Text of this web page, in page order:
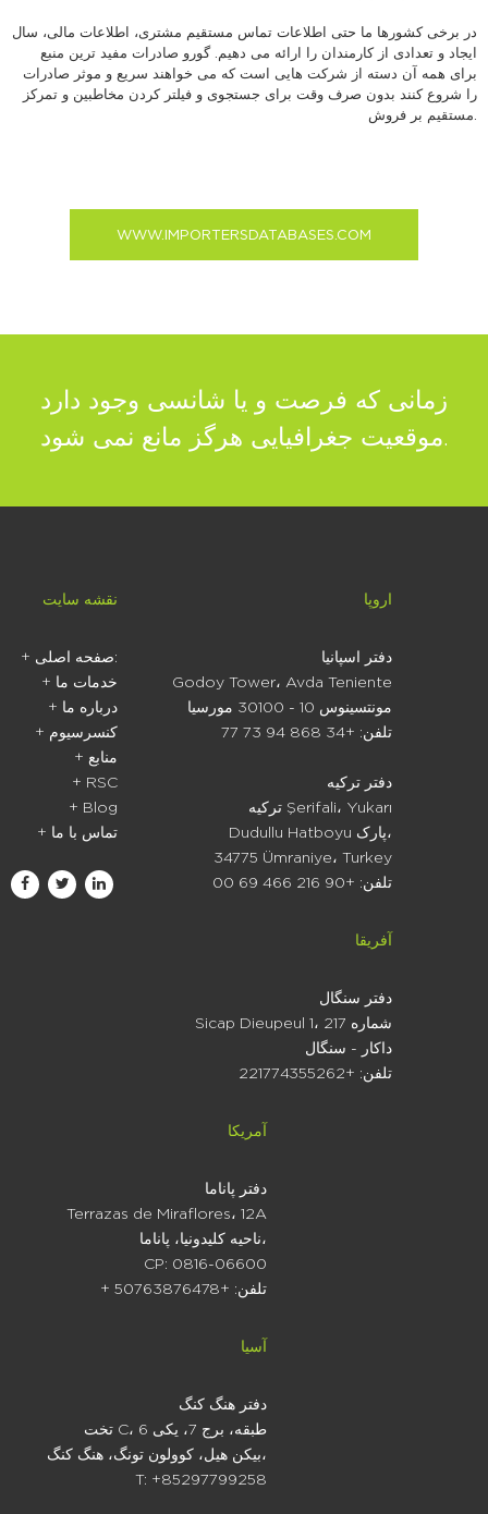
در برخی کشورها ما حتی اطلاعات تماس مستقیم مشتری، اطلاعات مالی، سال
ایجاد و تعدادی از کارمندان را ارائه می دهیم. گورو صادرات مفید ترین منبع
برای همه آن دسته از شرکت هایی است که می خواهند سریع و موثر صادرات
را شروع کنند بدون صرف وقت برای جستجوی و فیلتر کردن مخاطبین و تمرکز
مستقیم بر فروش.
WWW.IMPORTERSDATABASES.COM
زمانی که فرصت و یا شانسی وجود دارد
موقعیت جغرافیایی هرگز مانع نمی شود.
نقشه سایت
+ صفحه اصلی:
+ خدمات ما
+ درباره ما
+ کنسرسیوم
+ منابع
+ RSC
+ Blog
+ تماس با ما
اروپا
دفتر اسپانیا
Godoy Tower، Avda Teniente
مونتسینوس 10 - 30100 مورسیا
تلفن: +34 868 94 73 77
دفتر ترکیه
ترکیه Şerifali، Yukarı
Dudullu Hatboyu پارک،
34775 Ümraniye، Turkey
تلفن: +90 216 466 69 00
آفریقا
دفتر سنگال
Sicap Dieupeul 1، شماره 217
داکار - سنگال
تلفن: +221774355262
آمریکا
دفتر پاناما
Terrazas de Miraflores، 12A
ناحیه کلیدونیا، پاناما،
CP: 0816-06600
+ تلفن: +50763876478
آسیا
دفتر هنگ کنگ
تخت C، 6 طبقه، برج 7، یکی
بیکن هیل، کوولون تونگ، هنگ کنگ،
T: +85297799258